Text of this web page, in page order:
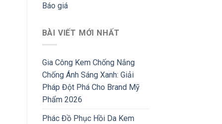
Báo giá
BÀI VIẾT MỚI NHẤT
Gia Công Kem Chống Nắng
Chống Ánh Sáng Xanh: Giải
Pháp Đột Phá Cho Brand Mỹ
Phẩm 2026
Phác Đồ Phục Hồi Da Kem